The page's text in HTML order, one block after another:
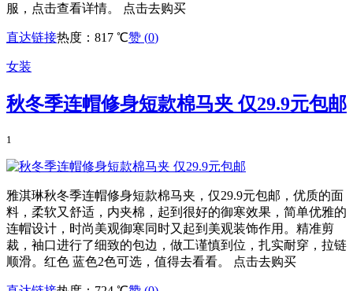
服，点击查看详情。 点击去购买
直达链接热度：817 ℃赞 (0)
女装
秋冬季连帽修身短款棉马夹 仅29.9元包邮
1
雅淇琳秋冬季连帽修身短款棉马夹，仅29.9元包邮，优质的面
料，柔软又舒适，内夹棉，起到很好的御寒效果，简单优雅的
连帽设计，时尚美观御寒同时又起到美观装饰作用。精准剪
裁，袖口进行了细致的包边，做工谨慎到位，扎实耐穿，拉链
顺滑。红色 蓝色2色可选，值得去看看。 点击去购买